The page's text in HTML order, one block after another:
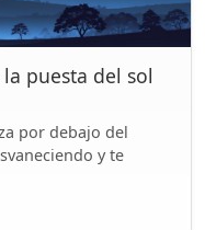
puesta del sol
por debajo del
y te